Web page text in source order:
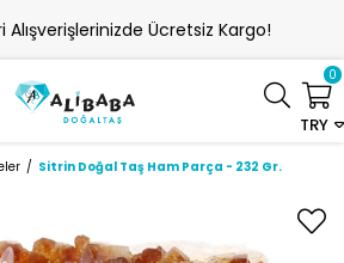
Alışverişlerinizde Ücretsiz Kargo!
TRY
0
Sitrin Doğal Taş Ham Parça - 232 Gr.